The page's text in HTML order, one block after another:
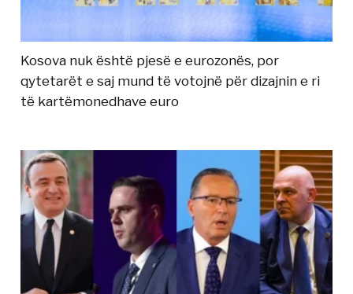
Kosova nuk është pjesë e eurozonës, por
qytetarët e saj mund të votojnë për dizajnin e ri
të kartëmonedhave euro